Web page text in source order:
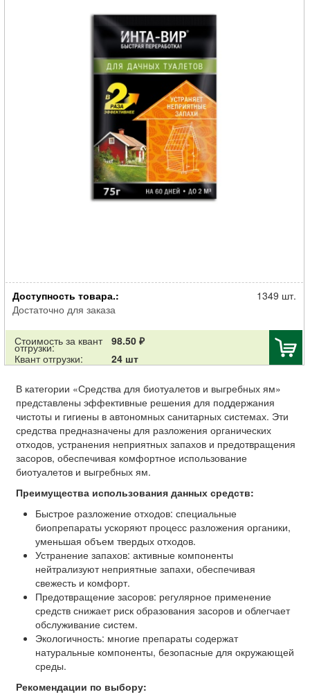
Биоактиватор для дачного туалета Инта Вир в шоубоксе по 75г
Доступность товара.:
Достаточно для заказа
1349 шт.
Стоимость за квант
отгрузки:
98.50 ₽
Квант отгрузки:
24 шт
В категории «Средства для биотуалетов и выгребных ям»
представлены эффективные решения для поддержания
чистоты и гигиены в автономных санитарных системах. Эти
средства предназначены для разложения органических
отходов, устранения неприятных запахов и предотвращения
засоров, обеспечивая комфортное использование
биотуалетов и выгребных ям.
Преимущества использования данных средств:
Быстрое разложение отходов: специальные
биопрепараты ускоряют процесс разложения органики,
уменьшая объем твердых отходов.
Устранение запахов: активные компоненты
нейтрализуют неприятные запахи, обеспечивая
свежесть и комфорт.
Предотвращение засоров: регулярное применение
средств снижает риск образования засоров и облегчает
обслуживание систем.
Экологичность: многие препараты содержат
натуральные компоненты, безопасные для окружающей
среды.
Рекомендации по выбору: